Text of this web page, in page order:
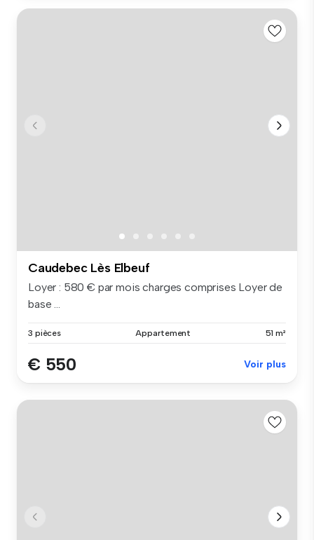
Caudebec Lès Elbeuf
Loyer : 580 € par mois charges comprises Loyer de
base ...
3 pièces Appartement 51 m²
€ 550 Voir plus